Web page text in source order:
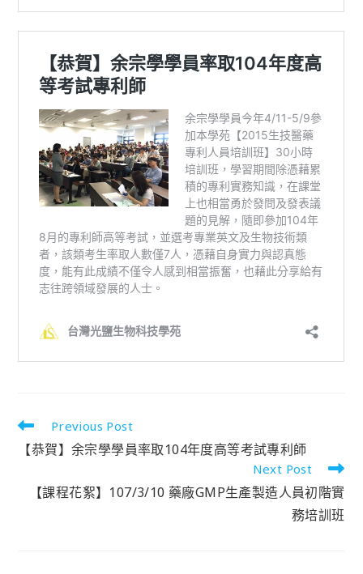
Previous Post
【恭賀】余宗學學員率取104年度高等考試專利師
Next Post
【課程花絮】107/3/10 藥廠GMP生產製造人員初階實
務培訓班